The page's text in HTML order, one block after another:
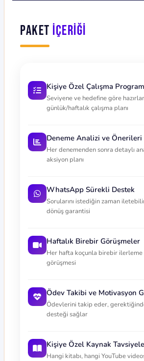
Paket İçeriği
Kişiye Özel Çalışma
Seviyene ve hedefine göre
günlük/haftalık çalışma planı
Deneme Analizi ve Önerileri
Her denemenden sonra detaylı
aksiyon planı
WhatsApp Sürekli Destek
Sorularını istediğin zaman
dönüş garantisi
Haftalık Birebir Görüşmeler
Her hafta koçunla birebir
görüşmesi
Ödev Takibi ve Motivasyon
Ödevlerini takip eder,
desteği sağlar
Kişiye Özel Kaynak
Hangi kitabı, hangi YouTube